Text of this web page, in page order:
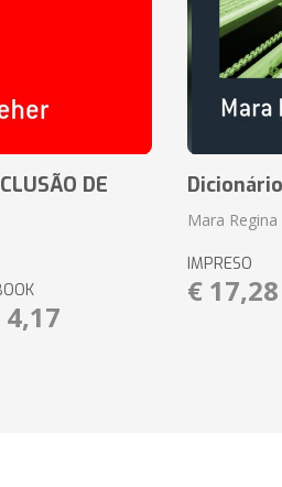
DE
4,17
Mara
IMPRESO
€ 17,28